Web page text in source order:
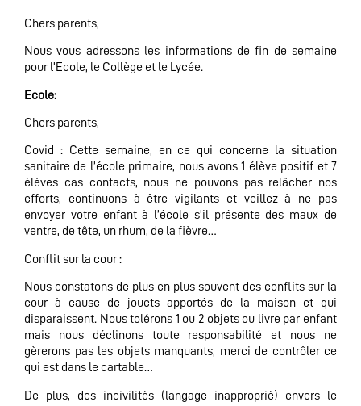
Chers parents,
Nous vous adressons les informations de fin de semaine
pour l’Ecole, le Collège et le Lycée.
Ecole:
Chers parents,
Covid : Cette semaine, en ce qui concerne la situation
sanitaire de l’école primaire, nous avons 1 élève positif et 7
élèves cas contacts, nous ne pouvons pas relâcher nos
efforts, continuons à être vigilants et veillez à ne pas
envoyer votre enfant à l’école s’il présente des maux de
ventre, de tête, un rhum, de la fièvre…
Conflit sur la cour :
Nous constatons de plus en plus souvent des conflits sur la
cour à cause de jouets apportés de la maison et qui
disparaissent. Nous tolérons 1 ou 2 objets ou livre par enfant
mais nous déclinons toute responsabilité et nous ne
gèrerons pas les objets manquants, merci de contrôler ce
qui est dans le cartable…
De plus, des incivilités (langage inapproprié) envers le